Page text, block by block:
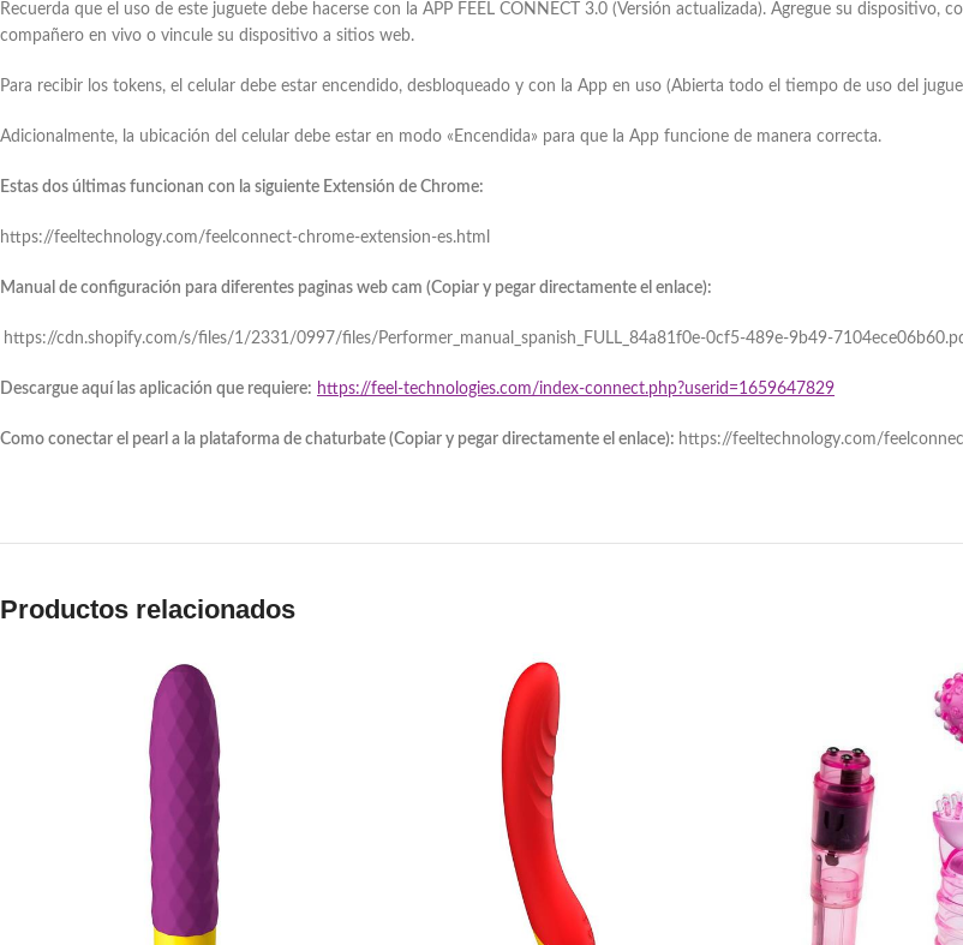
Recuerda que el uso de este juguete debe hacerse con la APP FEEL CONNECT 3.0 (Versión actualizada). Agregue su dispositivo,
compañero en vivo o vincule su dispositivo a sitios web.
Para recibir los tokens, el celular debe estar encendido, desbloqueado y con la App en uso (Abierta todo el tiempo de uso del
Adicionalmente, la ubicación del celular debe estar en modo «Encendida» para que la App funcione de manera correcta.
Estas dos últimas funcionan con la siguiente Extensión de Chrome:
https://feeltechnology.com/feelconnect-chrome-extension-es.html
Manual de configuración para diferentes paginas web cam (Copiar y pegar directamente el enlace):
https://cdn.shopify.com/s/files/1/2331/0997/files/Performer_manual_spanish_FULL_84a81f0e-0cf5-489e-9b49-
Descargue aquí las aplicación que requiere: https://feel-technologies.com/index-connect.php?userid=1659647829
Como conectar el pearl a la plataforma de chaturbate (Copiar y pegar directamente el enlace): https://feeltechnology.com/
Productos relacionados